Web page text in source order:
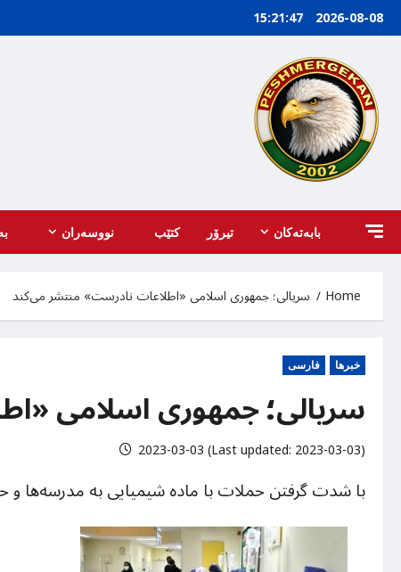
Skip
2026-08-08
15:21:48
بابه‌ته‌کان تیرۆر کتێب نووسەران
Home سریالی؛ جمهوری اسلامی «اطلاعات نادرست» منتشر می‌کند
خبرها فارسی
سریالی؛ جمهوری اسلامی
2023-03-03 (Last updated: 2023-03-03)
با شدت گرفتن حملات با ماده شیمیایی به مدرسه‌ها و